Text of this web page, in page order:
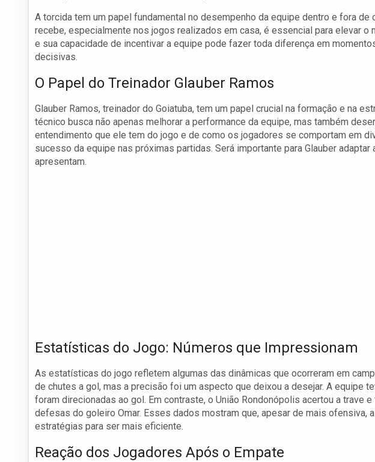
A torcida tem um papel fundamental no desempenho da equipe dentro e fora de
recebe, especialmente nos jogos realizados em casa, é essencial para elevar o
e sua capacidade de incentivar a equipe pode fazer toda diferença em
decisivas.
O Papel do Treinador Glauber Ramos
Glauber Ramos, treinador do Goiatuba, tem um papel crucial na formação e na
técnico busca não apenas melhorar a performance da equipe, mas também
entendimento que ele tem do jogo e de como os jogadores se comportam em
sucesso da equipe nas próximas partidas. Será importante para Glauber
apresentam.
Estatísticas do Jogo: Números que Impressionam
As estatísticas do jogo refletem algumas das dinâmicas que ocorreram em
de chutes a gol, mas a precisão foi um aspecto que deixou a desejar. A equipe
foram direcionadas ao gol. Em contraste, o União Rondonópolis acertou a trave
defesas do goleiro Omar. Esses dados mostram que, apesar de mais ofensiva,
estratégias para ser mais eficiente.
Reação dos Jogadores Após o Empate